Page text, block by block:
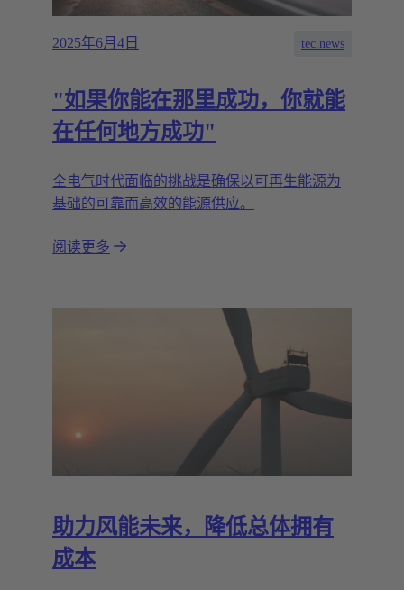
2025年6月4日 tec.news
"如果你能在那里成功，你就能
在任何地方成功"
全电气时代面临的挑战是确保以可再生能源为
基础的可靠而高效的能源供应。
阅读更多
助力风能未来，降低总体拥有
成本